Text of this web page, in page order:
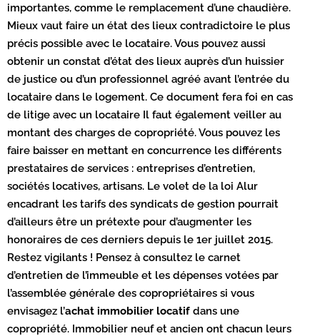
importantes, comme le remplacement d’une chaudière.
Mieux vaut faire un état des lieux contradictoire le plus
précis possible avec le locataire. Vous pouvez aussi
obtenir un constat d’état des lieux auprès d’un huissier
de justice ou d’un professionnel agréé avant l’entrée du
locataire dans le logement. Ce document fera foi en cas
de litige avec un locataire Il faut également veiller au
montant des charges de copropriété. Vous pouvez les
faire baisser en mettant en concurrence les différents
prestataires de services : entreprises d’entretien,
sociétés locatives, artisans. Le volet de la loi Alur
encadrant les tarifs des syndicats de gestion pourrait
d’ailleurs être un prétexte pour d’augmenter les
honoraires de ces derniers depuis le 1er juillet 2015.
Restez vigilants ! Pensez à consultez le carnet
d’entretien de l’immeuble et les dépenses votées par
l’assemblée générale des copropriétaires si vous
envisagez l’achat immobilier locatif dans une
copropriété. Immobilier neuf et ancien ont chacun leurs